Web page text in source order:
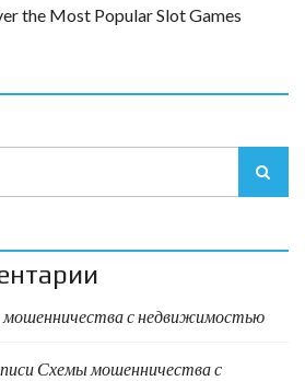
the Most Popular Slot Games
с недвижимостью
Схемы мошенничества с